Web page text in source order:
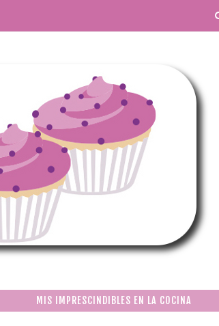
MIS IMPRESCINDIBLES EN LA COCINA